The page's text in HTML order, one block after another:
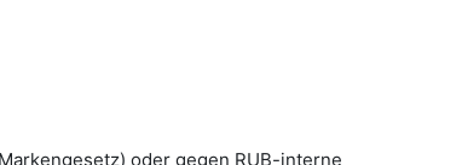
oder gegen RUB-interne